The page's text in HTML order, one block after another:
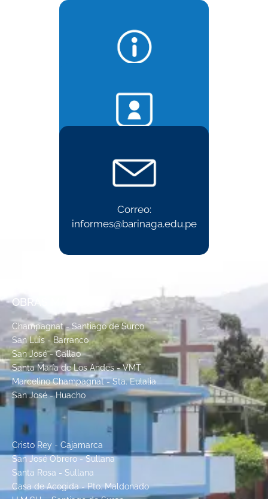
985 594 877
975 485 480
Correo:
informes@barinaga.edu.pe
OBRAS MARISTAS
Champagnat - Santiago de Surco
San Luis - Barranco
San José - Callao
Santa María de Los Andes - VMT
Marcelino Champagnat - Sta. Eulalia
San José - Huacho
Cristo Rey - Cajamarca
San José Obrero - Sullana
Santa Rosa - Sullana
Casa de Acogida - Pto. Maldonado